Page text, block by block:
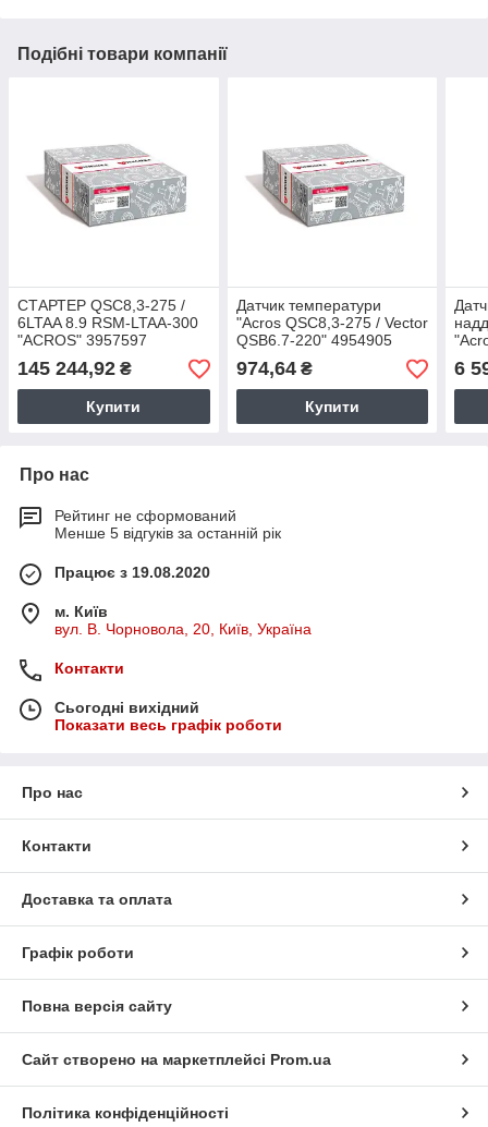
Подібні товари компанії
СТАРТЕР QSC8,3-275 /
6LTAA 8.9 RSM-LTAA-300
"ACROS" 3957597
145 244,92 ₴
Купити
Датчик температури
"Acros QSC8,3-275 / Vector
QSB6.7-220" 4954905
974,64₴
Купити
6
Про нас
Рейтинг не сформований
Менше 5 відгуків за останній рік
Працює з 19.08.2020
м. Київ
вул. В. Чорновола, 20, Київ, Україна
Контакти
Сьогодні вихідний
Показати весь графік роботи
Про нас
Контакти
Доставка та оплата
Графік роботи
Повна версія сайту
Сайт створено на маркетплейсі Prom.ua
Політика конфіденційності